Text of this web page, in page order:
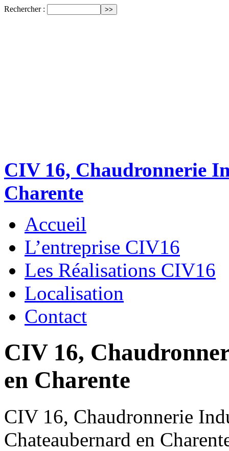
Rechercher :
CIV 16, Chaudronnerie
Charente
Accueil
L’entreprise CIV16
Les Réalisations CIV16
Localisation
Contact
CIV 16,
en Charente
CIV 16, Chaudronnerie
Chateaubernard en